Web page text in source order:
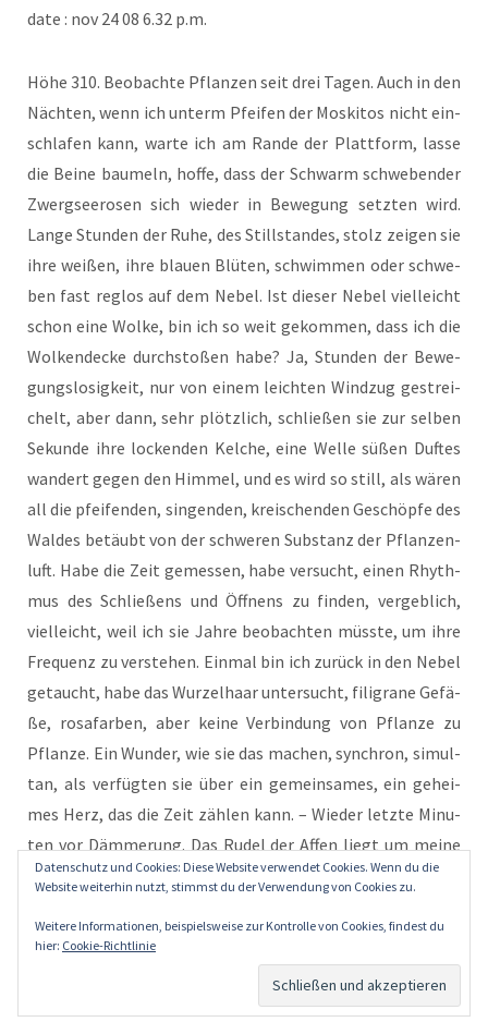
date : nov 24 08 6.32 p.m.
Höhe 310. Beob­ach­te Pflan­zen seit drei Tagen. Auch in den
Näch­ten, wenn ich unterm Pfei­fen der Mos­ki­tos nicht ein­
schla­fen kann, war­te ich am Ran­de der Platt­form, las­se
die Bei­ne bau­meln, hof­fe, dass der Schwarm schwe­ben­der
Zwerg­see­ro­sen sich wie­der in Bewe­gung setz­ten wird.
Lan­ge Stun­den der Ruhe, des Still­stan­des, stolz zei­gen sie
ihre wei­ßen, ihre blau­en Blü­ten, schwim­men oder schwe­
ben fast reg­los auf dem Nebel. Ist die­ser Nebel viel­leicht
schon eine Wol­ke, bin ich so weit gekom­men, dass ich die
Wol­ken­de­cke durch­sto­ßen habe? Ja, Stun­den der Bewe­
gungs­lo­sig­keit, nur von einem leich­ten Wind­zug gestrei­
chelt, aber dann, sehr plötz­lich, schlie­ßen sie zur sel­ben
Sekun­de ihre locken­den Kel­che, eine Wel­le süßen Duf­tes
wan­dert gegen den Him­mel, und es wird so still, als wären
all die pfei­fen­den, sin­gen­den, krei­schen­den Geschöp­fe des
Wal­des betäubt von der schwe­ren Sub­stanz der Pflan­zen­
luft. Habe die Zeit gemes­sen, habe ver­sucht, einen Rhyth­
mus des Schlie­ßens und Öff­nens zu fin­den, ver­geb­lich,
viel­leicht, weil ich sie Jah­re beob­ach­ten müss­te, um ihre
Fre­quenz zu ver­ste­hen. Ein­mal bin ich zurück in den Nebel
getaucht, habe das Wur­zel­haar unter­sucht, fili­gra­ne Gefä­
ße, rosa­far­ben, aber kei­ne Ver­bin­dung von Pflan­ze zu
Pflan­ze. Ein Wun­der, wie sie das machen, syn­chron, simul­
tan, als ver­füg­ten sie über ein gemein­sa­mes, ein gehei­
mes Herz, das die Zeit zäh­len kann. – Wie­der letz­te Minu­
ten vor Däm­me­rung. Das Rudel der Affen liegt um mei­ne
Schreib­ma­schi­ne her­um. Du kannst Dir nicht vor­stel­len,
li­che Affen sind. Selbst die Kno­chen ihrer klei­nen Köp­fe
schei­nen der Schwer­kraft nach­zu­ge­ben. — Cucur­ru­
Datenschutz und Cookies: Diese Website verwendet Cookies. Wenn du die
Website weiterhin nutzt, stimmst du der Verwendung von Cookies zu.
Weitere Informationen, beispielsweise zur Kontrolle von Cookies, findest du
hier: Cookie-Richtlinie